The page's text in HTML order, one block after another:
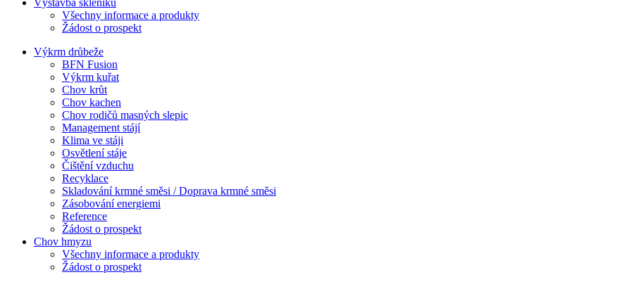
Výstavba skleníků
Všechny informace a produkty
Žádost o prospekt
Výkrm drůbeže
BFN Fusion
Výkrm kuřat
Chov krůt
Chov kachen
Chov rodičů masných slepic
Management stájí
Klima ve stáji
Osvětlení stáje
Čištění vzduchu
Recyklace
Skladování krmné směsi / Doprava krmné směsi
Zásobování energiemi
Reference
Žádost o prospekt
Chov hmyzu
Všechny informace a produkty
Žádost o prospekt